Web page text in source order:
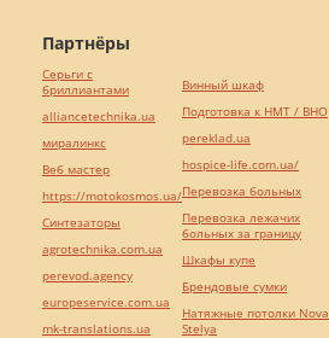
Партнёры
Серьги с
бриллиантами
alliancetechnika.ua
миралинкс
Веб мастер
https://motokosmos.ua/
Синтезаторы
agrotechnika.com.ua
perevod.agency
europeservice.com.ua
mk-translations.ua
Винный шкаф
Подготовка к НМТ / ВНО
pereklad.ua
hospice-life.com.ua/
Перевозка больных
Перевозка лежачих
больных за границу
Шкафы купе
Брендовые сумки
Натяжные потолки Nova
Stelya